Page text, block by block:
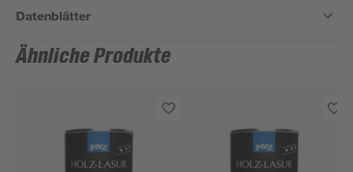
Datenblätter
Ähnliche Produkte